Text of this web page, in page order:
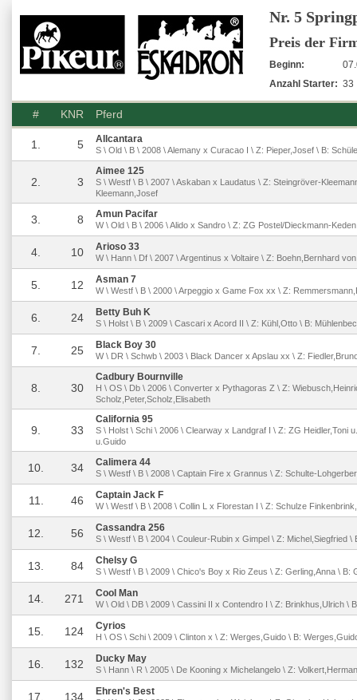
Nr. 5
Preis der
Beginn:
Anzahl Starter: 33
# KNR Pferd
1. 5 Allcantara
S \ Old \ B \ 2008 \ Alemany x Curacao I \ Z: Pieper,Josef \ B:
2. 3
Aimee 125
S \ Westf \ B \ 2007 \ Askaban x Laudatus \ Z: Steingröver-
Kleemann,Josef
3. 8 Amun Pacifar
W \ Old \ B \ 2006 \ Alido x Sandro \ Z: ZG Postel/Dieckmann-
4. 10 Arioso 33
W \ Hann \ Df \ 2007 \ Argentinus x Voltaire \ Z: Boehn,Bernhard
5. 12 Asman 7
W \ Westf \ B \ 2000 \ Arpeggio x Game Fox xx \ Z:
6. 24 Betty Buh K
S \ Holst \ B \ 2009 \ Cascari x Acord II \ Z: Kühl,Otto \ B:
7. 25 Black Boy 30
W \ DR \ Schwb \ 2003 \ Black Dancer x Apslau xx \ Z:
8. 30
Cadbury Bournville
H \ OS \ Db \ 2006 \ Converter x Pythagoras Z \ Z:
Scholz,Peter,Scholz,Elisabeth
9. 33
California 95
S \ Holst \ Schi \ 2006 \ Clearway x Landgraf I \ Z: ZG Heidler,Toni
u.Guido
10. 34 Calimera 44
S \ Westf \ B \ 2008 \ Captain Fire x Grannus \ Z: Schulte-
11. 46 Captain Jack F
W \ Westf \ B \ 2008 \ Collin L x Florestan I \ Z: Schulze
12. 56 Cassandra 256
S \ Westf \ B \ 2004 \ Couleur-Rubin x Gimpel \ Z: Michel,Siegfried \
13. 84 Chelsy G
S \ Westf \ B \ 2009 \ Chico's Boy x Rio Zeus \ Z: Gerling,Anna \ B:
14. 271 Cool Man
W \ Old \ DB \ 2009 \ Cassini II x Contendro I \ Z: Brinkhus,Ulrich \
15. 124 Cyrios
H \ OS \ Schi \ 2009 \ Clinton x \ Z: Werges,Guido \ B:
16. 132 Ducky May
S \ Hann \ R \ 2005 \ De Kooning x Michelangelo \ Z:
17. 134 Ehren's Best